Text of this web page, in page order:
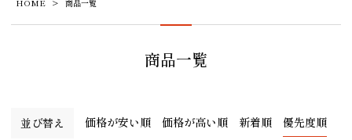
HOME 商品一覧
商品一覧
並び替え 価格が安い順 価格が高い順 新着順 優先度順